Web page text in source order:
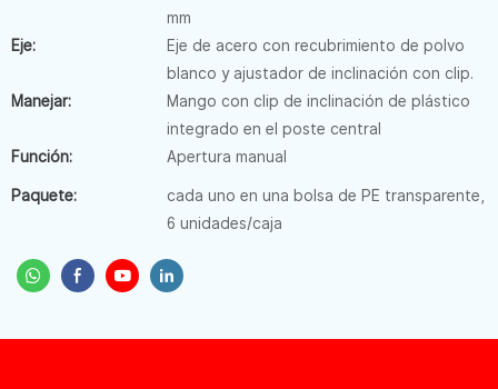
mm
Eje:
Eje de acero con recubrimiento de polvo
blanco y ajustador de inclinación con clip.
Manejar:
Mango con clip de inclinación de plástico
integrado en el poste central
Función:
Apertura manual
Paquete:
cada uno en una bolsa de PE transparente,
6 unidades/caja